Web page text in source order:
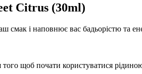
Citrus (30ml)
і наповнює вас бадьорістю та
щоб почати користуватися